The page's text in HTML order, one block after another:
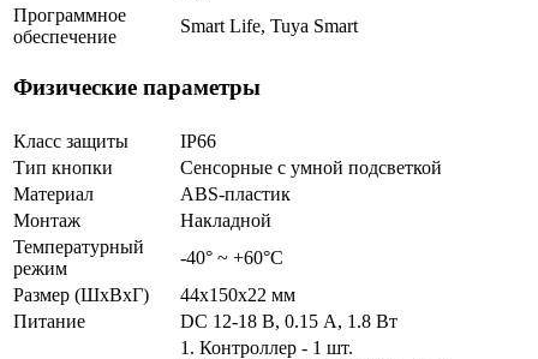
Программное
обеспечение
Smart Life, Tuya Smart
Физические параметры
Класс защиты
IP66
Тип кнопки
Сенсорные с умной подсветкой
Материал
ABS-пластик
Монтаж
Накладной
Температурный
режим
-40° ~ +60°С
Размер (ШxВxГ)
44x150x22 мм
Питание
DC 12-18 В, 0.15 А, 1.8 Вт
1. Контроллер - 1 шт.